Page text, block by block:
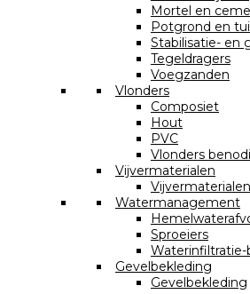
Mortel en
Potgrond en
Stabilisatie- en
Tegeldragers
Voegzanden
Vlonders
Composiet
Hout
PVC
Vlonders
Vijvermaterialen
Vijvermaterialen
Watermanagement
Sproeiers
Gevelbekleding
Gevelbekleding